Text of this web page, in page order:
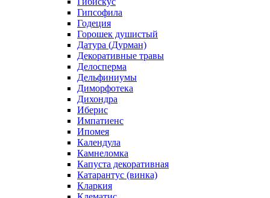
Гипсофила
Годеция
Горошек душистый
Датура (Дурман)
Декоративные травы
Делосперма
Дельфиниумы
Диморфотека
Дихондра
Иберис
Импатиенс
Ипомея
Календула
Камнеломка
Капуста декоративная
Катарантус (винка)
Кларкия